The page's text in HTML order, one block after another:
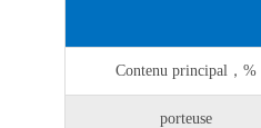
Contenu principal，%
porteuse